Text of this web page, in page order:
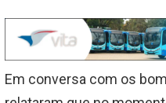
Em conversa com os